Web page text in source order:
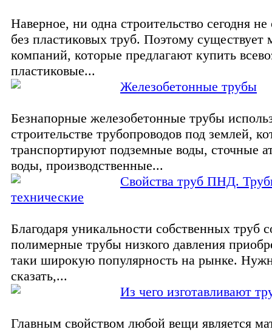
Наверное, ни одна строительство сегодня не
без пластиковых труб. Поэтому существует
компаний, которые предлагают купить
пластиковые...
Железобетонные трубы
Безнапорные железобетонные трубы
строительстве трубопроводов под землей,
транспортируют подземные воды, сточные
воды, производственные...
Свойства труб ПНД.
технические
Благодаря уникальности собственных труб
полимерные трубы низкого давления
таки широкую популярность на рынке.
сказать,...
Из чего изготавливают
Главным свойством любой вещи является